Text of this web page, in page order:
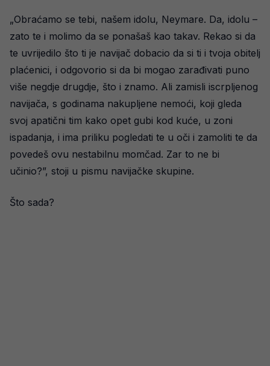
„Obraćamo se tebi, našem idolu, Neymare. Da, idolu –
zato te i molimo da se ponašaš kao takav. Rekao si da
te uvrijedilo što ti je navijač dobacio da si ti i tvoja obitelj
plaćenici, i odgovorio si da bi mogao zarađivati puno
više negdje drugdje, što i znamo. Ali zamisli iscrpljenog
navijača, s godinama nakupljene nemoći, koji gleda
svoj apatični tim kako opet gubi kod kuće, u zoni
ispadanja, i ima priliku pogledati te u oči i zamoliti te da
povedeš ovu nestabilnu momčad. Zar to ne bi
učinio?”, stoji u pismu navijačke skupine.
Što sada?